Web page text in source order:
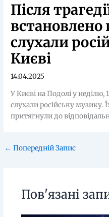
Після
встановлено
слухали
Києві
14.04.2025
У Києві на Подолі у неділю,
слухали російську музику.
притягнули до
← Попередній Запис
Пов'язані